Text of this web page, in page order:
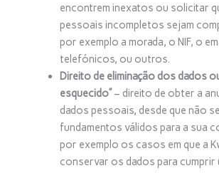
encontrem inexatos ou solicitar
pessoais incompletos sejam
por exemplo a morada, o NIF, o
telefónicos, ou outros.
Direito de eliminação dos dados
esquecido”– direito de obter a
dados pessoais, desde que não
fundamentos válidos para a sua
por exemplo os casos em que a
conservar os dados para cumprir